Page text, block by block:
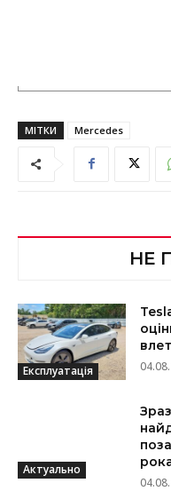
МІТКИ Mercedes
НЕ
Експлуатація
Актуально